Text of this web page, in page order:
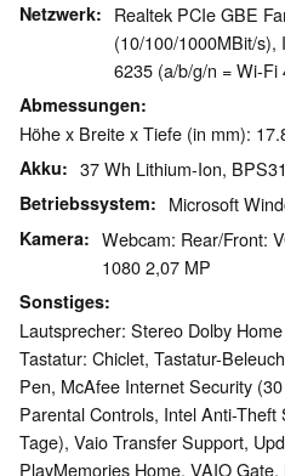
Netzwerk
Realtek PCIe GBE
(10/100/1000MBit/s),
6235 (a/b/g/n = Wi-Fi
Abmessungen
Höhe x Breite x Tiefe (in mm):
Akku 37 Wh Lithium-Ion,
Betriebssystem Microsoft
Kamera
Webcam: Rear/Front:
1080 2,07 MP
Sonstiges
Lautsprecher: Stereo Dolby
Tastatur: Chiclet, Tastatur-
Pen, McAfee Internet Security
Parental Controls, Intel Anti-Theft
Tage), Vaio Transfer Support,
PlayMemories Home, VAIO